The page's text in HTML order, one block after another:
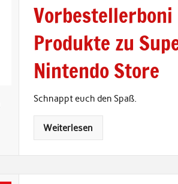
Produkte zu
Nintendo Store
Schnappt euch den Spaß.
Weiterlesen